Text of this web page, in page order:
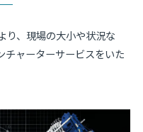
り、現場の大小や状況な
チャーターサービスをいた